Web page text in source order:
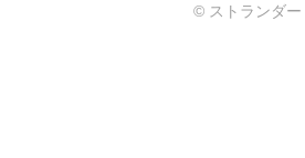
© ストランダー